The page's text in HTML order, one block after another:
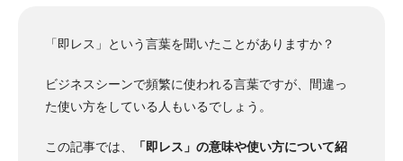
「即レス」という言葉を聞いたことがありますか？
ビジネスシーンで頻繁に使われる言葉ですが、間違っ
た使い方をしている人もいるでしょう。
この記事では、
「即レス」の意味や使い方について紹